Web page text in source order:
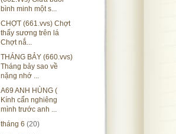
bình minh một s...
CHỢT (661.vvs) Chợt
thấy sương trên lá
Chợt nắ...
THÁNG BẢY (660.vvs)
Tháng bảy sao về
nặng nhớ ...
A69 ANH HÙNG (
Kính cẩn nghiêng
mình trước anh ...
tháng 6 (20)